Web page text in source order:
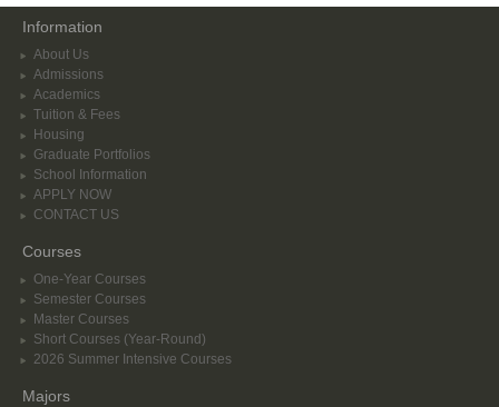
Information
About Us
Admissions
Academics
Tuition & Fees
Housing
Graduate Portfolios
School Information
APPLY NOW
CONTACT US
Courses
One-Year Courses
Semester Courses
Master Courses
Short Courses (Year-Round)
2026 Summer Intensive Courses
Majors